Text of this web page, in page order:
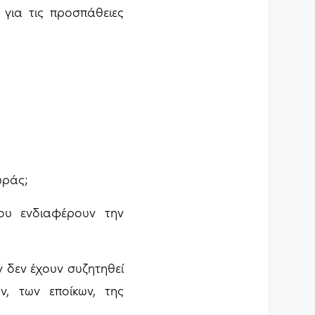
τις προσπάθειες
ενδιαφέρουν την
έχουν συζητηθεί
των εποίκων, της